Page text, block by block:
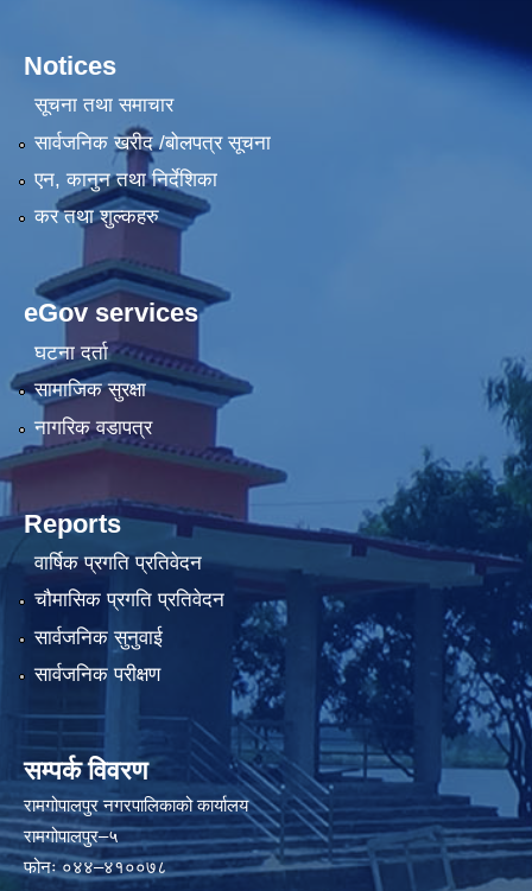
Notices
सूचना तथा समाचार
सार्वजनिक खरीद /बोलपत्र सूचना
एन, कानुन तथा निर्देशिका
कर तथा शुल्कहरु
eGov services
घटना दर्ता
सामाजिक सुरक्षा
नागरिक वडापत्र
Reports
वार्षिक प्रगति प्रतिवेदन
चौमासिक प्रगति प्रतिवेदन
सार्वजनिक सुनुवाई
सार्वजनिक परीक्षण
सम्पर्क विवरण
रामगोपालपुर नगरपालिकाको कार्यालय
रामगोपालपुर–५
फोनः ०४४–४१००७८